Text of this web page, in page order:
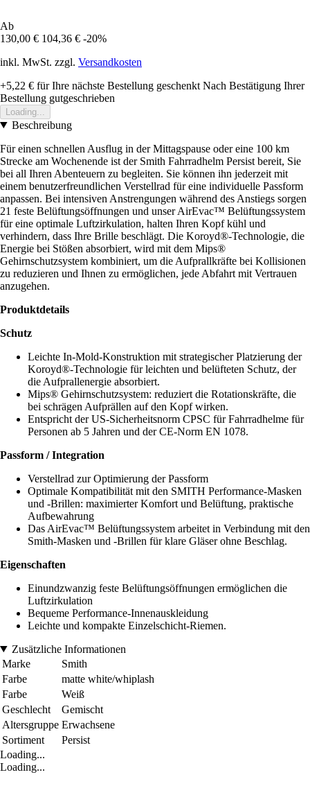
Ab
130,00 € 104,36 € -20%
inkl. MwSt. zzgl. Versandkosten
+5,22 € für Ihre nächste Bestellung geschenkt Nach Bestätigung Ihrer
Bestellung gutgeschrieben
Loading...
Beschreibung
Für einen schnellen Ausflug in der Mittagspause oder eine 100 km
Strecke am Wochenende ist der Smith Fahrradhelm Persist bereit, Sie
bei all Ihren Abenteuern zu begleiten. Sie können ihn jederzeit mit
einem benutzerfreundlichen Verstellrad für eine individuelle Passform
anpassen. Bei intensiven Anstrengungen während des Anstiegs sorgen
21 feste Belüftungsöffnungen und unser AirEvac™ Belüftungssystem
für eine optimale Luftzirkulation, halten Ihren Kopf kühl und
verhindern, dass Ihre Brille beschlägt. Die Koroyd®-Technologie, die
Energie bei Stößen absorbiert, wird mit dem Mips®
Gehirnschutzsystem kombiniert, um die Aufprallkräfte bei Kollisionen
zu reduzieren und Ihnen zu ermöglichen, jede Abfahrt mit Vertrauen
anzugehen.
Produktdetails
Schutz
Leichte In-Mold-Konstruktion mit strategischer Platzierung der
Koroyd®-Technologie für leichten und belüfteten Schutz, der
die Aufprallenergie absorbiert.
Mips® Gehirnschutzsystem: reduziert die Rotationskräfte, die
bei schrägen Aufprällen auf den Kopf wirken.
Entspricht der US-Sicherheitsnorm CPSC für Fahrradhelme für
Personen ab 5 Jahren und der CE-Norm EN 1078.
Passform / Integration
Verstellrad zur Optimierung der Passform
Optimale Kompatibilität mit den SMITH Performance-Masken
und -Brillen: maximierter Komfort und Belüftung, praktische
Aufbewahrung
Das AirEvac™ Belüftungssystem arbeitet in Verbindung mit den
Smith-Masken und -Brillen für klare Gläser ohne Beschlag.
Eigenschaften
Einundzwanzig feste Belüftungsöffnungen ermöglichen die
Luftzirkulation
Bequeme Performance-Innenauskleidung
Leichte und kompakte Einzelschicht-Riemen.
Zusätzliche Informationen
Marke
Smith
Farbe
matte white/whiplash
Farbe
Weiß
Geschlecht
Gemischt
Altersgruppe Erwachsene
Sortiment
Persist
Loading...
Loading...